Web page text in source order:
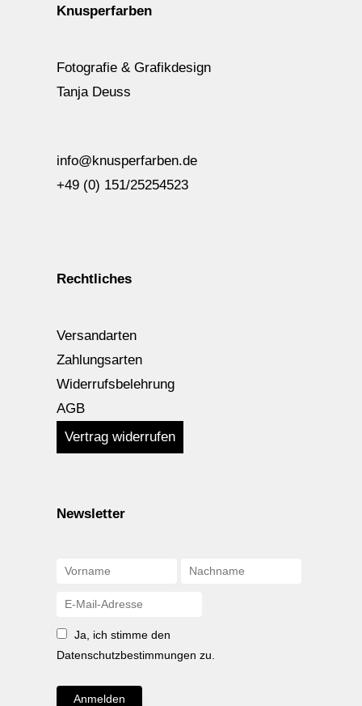
Knusperfarben
Fotografie & Grafikdesign
Tanja Deuss
info@knusperfarben.de
+49 (0) 151/25254523
Rechtliches
Versandarten
Zahlungsarten
Widerrufsbelehrung
AGB
Vertrag widerrufen
Newsletter
Ja, ich stimme den
Datenschutzbestimmungen zu.
Anmelden